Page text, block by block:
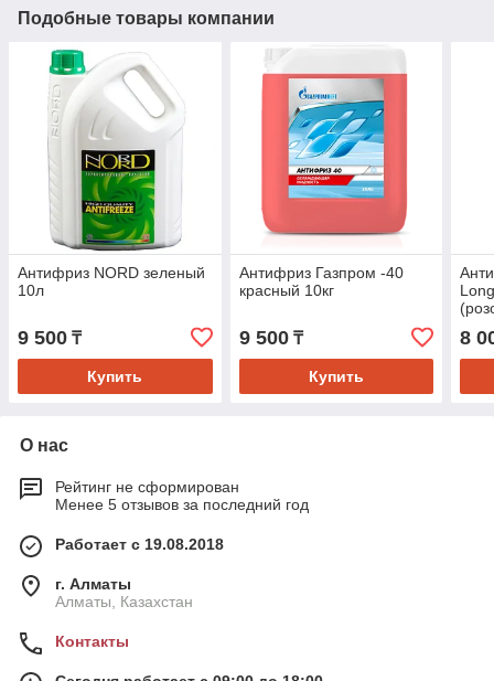
Подобные товары компании
Антифриз NORD зеленый
10л
9 500 ₸
Купить
Антифриз Газпром -40
красный 10кг
9 500₸
Купить
8
О нас
Рейтинг не сформирован
Менее 5 отзывов за последний год
Работает с 19.08.2018
г. Алматы
Алматы, Казахстан
Контакты